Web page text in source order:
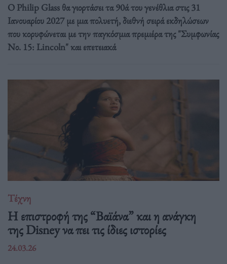
Ο Philip Glass θα γιορτάσει τα 90ά του γενέθλια στις 31
Ιανουαρίου 2027 με μια πολυετή, διεθνή σειρά εκδηλώσεων
που κορυφώνεται με την παγκόσμια πρεμιέρα της "Συμφωνίας
Νο. 15: Lincoln" και επετειακά
Τέχνη
Η επιστροφή της “Βαϊάνα” και η ανάγκη
της Disney να πει τις ίδιες ιστορίες
24.03.26